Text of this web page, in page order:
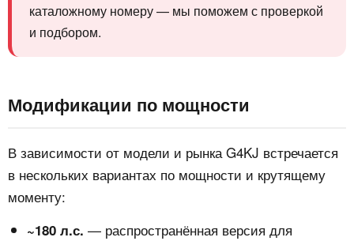
каталожному номеру — мы поможем с проверкой
и подбором.
Модификации по мощности
В зависимости от модели и рынка G4KJ встречается
в нескольких вариантах по мощности и крутящему
моменту:
~180 л.с. — распространённая версия для